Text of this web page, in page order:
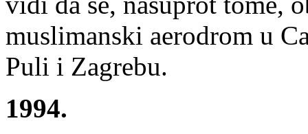
muslimanski aerodrom u
Puli i Zagrebu.
1994.